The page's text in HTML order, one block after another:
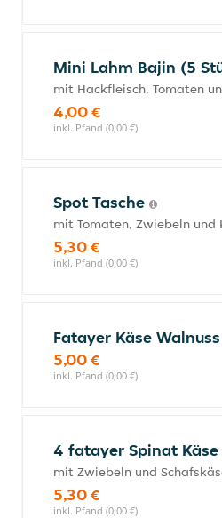
Mini Lahm Bajin (5
mit Hackfleisch, Tomaten
4,00 €
inkl. Pfand (0,00 €)
Spot Tasche
mit Tomaten, Zwiebeln und
5,30 €
inkl. Pfand (0,00 €)
Fatayer Käse Walnuss
5,00 €
inkl. Pfand (0,00 €)
4 fatayer Spinat Käse
mit Zwiebeln und
5,30 €
inkl. Pfand (0,00 €)